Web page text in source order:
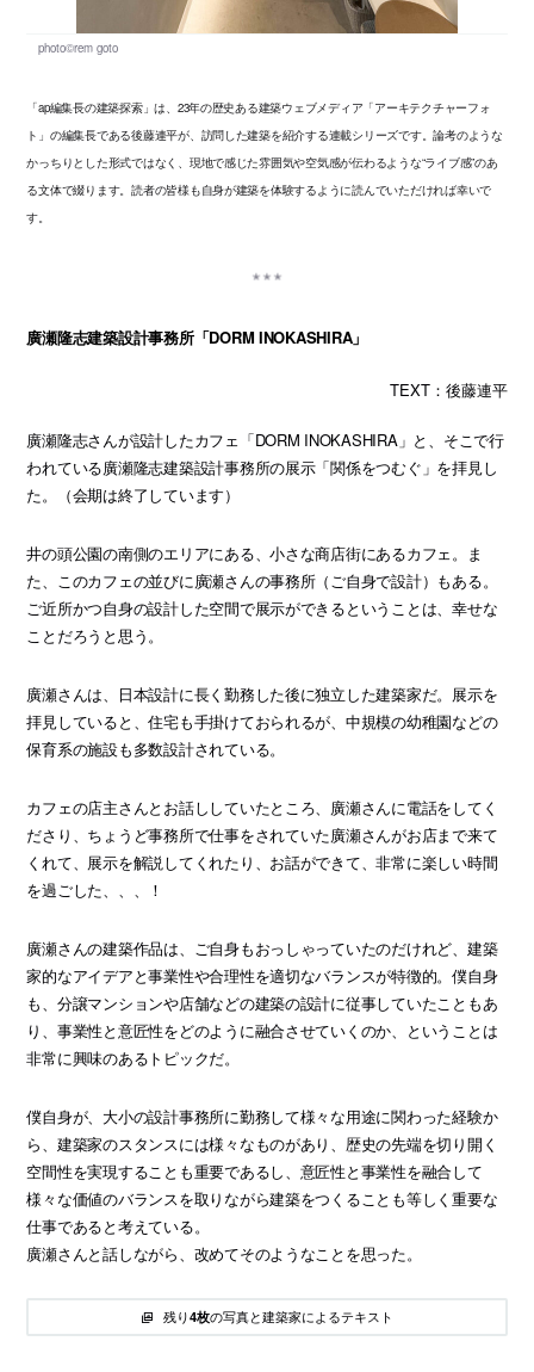
「ap編集長の建築探索」は、23年の歴史ある建築ウェブメディア「アーキテクチャーフォ
ト」の編集長である後藤連平が、訪問した建築を紹介する連載シリーズです。論考のような
かっちりとした形式ではなく、現地で感じた雰囲気や空気感が伝わるような“ライブ感”のあ
る文体で綴ります。読者の皆様も自身が建築を体験するように読んでいただければ幸いで
す。
廣瀬隆志建築設計事務所「DORM INOKASHIRA」
TEXT：後藤連平
廣瀬隆志さんが設計したカフェ「DORM INOKASHIRA」と、そこで行
われている廣瀬隆志建築設計事務所の展示「関係をつむぐ」を拝見し
た。（会期は終了しています）
井の頭公園の南側のエリアにある、小さな商店街にあるカフェ。ま
た、このカフェの並びに廣瀬さんの事務所（ご自身で設計）もある。
ご近所かつ自身の設計した空間で展示ができるということは、幸せな
ことだろうと思う。
廣瀬さんは、日本設計に長く勤務した後に独立した建築家だ。展示を
拝見していると、住宅も手掛けておられるが、中規模の幼稚園などの
保育系の施設も多数設計されている。
カフェの店主さんとお話ししていたところ、廣瀬さんに電話をしてく
ださり、ちょうど事務所で仕事をされていた廣瀬さんがお店まで来て
くれて、展示を解説してくれたり、お話ができて、非常に楽しい時間
を過ごした、、、！
廣瀬さんの建築作品は、ご自身もおっしゃっていたのだけれど、建築
家的なアイデアと事業性や合理性を適切なバランスが特徴的。僕自身
も、分譲マンションや店舗などの建築の設計に従事していたこともあ
り、事業性と意匠性をどのように融合させていくのか、ということは
非常に興味のあるトピックだ。
僕自身が、大小の設計事務所に勤務して様々な用途に関わった経験か
ら、建築家のスタンスには様々なものがあり、歴史の先端を切り開く
空間性を実現することも重要であるし、意匠性と事業性を融合して
様々な価値のバランスを取りながら建築をつくることも等しく重要な
仕事であると考えている。
廣瀬さんと話しながら、改めてそのようなことを思った。
残り4枚の写真と建築家によるテキスト